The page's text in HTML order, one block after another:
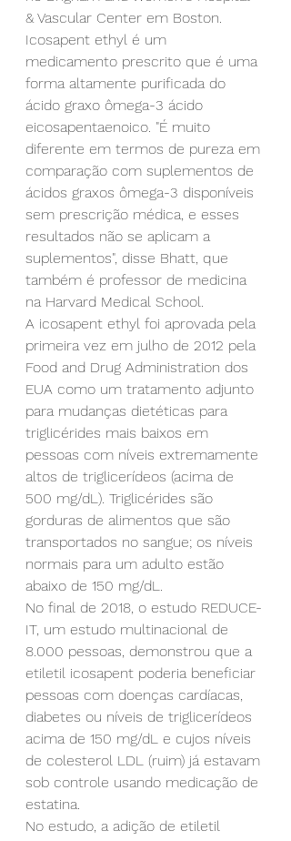
& Vascular Center em Boston.
Icosapent ethyl é um
medicamento prescrito que é uma
forma altamente purificada do
ácido graxo ômega-3 ácido
eicosapentaenoico. "É muito
diferente em termos de pureza em
comparação com suplementos de
ácidos graxos ômega-3 disponíveis
sem prescrição médica, e esses
resultados não se aplicam a
suplementos", disse Bhatt, que
também é professor de medicina
na Harvard Medical School.
A icosapent ethyl foi aprovada pela
primeira vez em julho de 2012 pela
Food and Drug Administration dos
EUA como um tratamento adjunto
para mudanças dietéticas para
triglicérides mais baixos em
pessoas com níveis extremamente
altos de triglicerídeos (acima de
500 mg/dL). Triglicérides são
gorduras de alimentos que são
transportados no sangue; os níveis
normais para um adulto estão
abaixo de 150 mg/dL.
No final de 2018, o estudo REDUCE-
IT, um estudo multinacional de
8.000 pessoas, demonstrou que a
etiletil icosapent poderia beneficiar
pessoas com doenças cardíacas,
diabetes ou níveis de triglicerídeos
acima de 150 mg/dL e cujos níveis
de colesterol LDL (ruim) já estavam
sob controle usando medicação de
estatina.
No estudo, a adição de etiletil